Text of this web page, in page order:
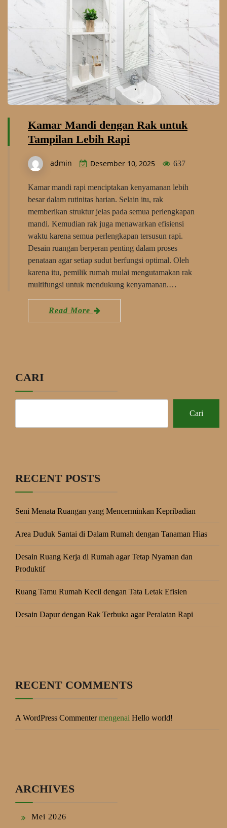
Kamar Mandi dengan Rak untuk
Tampilan Lebih Rapi
admin Desember 10, 2025 637
Kamar mandi rapi menciptakan kenyamanan lebih
besar dalam rutinitas harian. Selain itu, rak
memberikan struktur jelas pada semua perlengkapan
mandi. Kemudian rak juga menawarkan efisiensi
waktu karena semua perlengkapan tersusun rapi.
Desain ruangan berperan penting dalam proses
penataan agar setiap sudut berfungsi optimal. Oleh
karena itu, pemilik rumah mulai mengutamakan rak
multifungsi untuk mendukung kenyamanan.…
Read More
CARI
Cari
RECENT POSTS
Seni Menata Ruangan yang Mencerminkan Kepribadian
Area Duduk Santai di Dalam Rumah dengan Tanaman Hias
Desain Ruang Kerja di Rumah agar Tetap Nyaman dan
Produktif
Ruang Tamu Rumah Kecil dengan Tata Letak Efisien
Desain Dapur dengan Rak Terbuka agar Peralatan Rapi
RECENT COMMENTS
A WordPress Commentermengenai Hello world!
ARCHIVES
Mei 2026